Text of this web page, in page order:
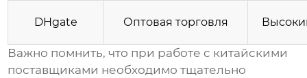
DHgate Оптовая торговля
Важно помнить, что при работе с китайскими
поставщиками необходимо тщательно